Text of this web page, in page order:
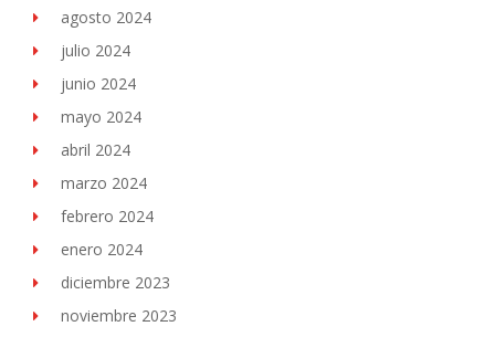
agosto 2024
julio 2024
junio 2024
mayo 2024
abril 2024
marzo 2024
febrero 2024
enero 2024
diciembre 2023
noviembre 2023